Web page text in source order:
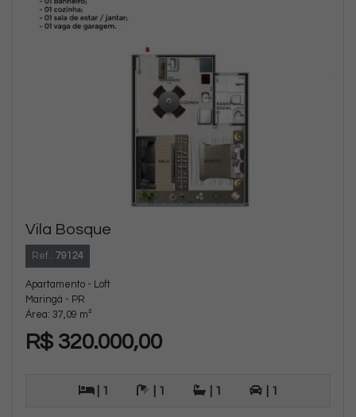
Vila Bosque
Ref.: 79124
Apartamento - Loft
Maringá - PR
Área: 37,09 m²
R$ 320.000,00
| 1 | 1 | 1 | 1